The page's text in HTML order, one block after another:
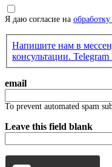
Я даю согласие на
Напишите нам в
консультации. Telegram
email
To prevent automated spam
Leave this field blank